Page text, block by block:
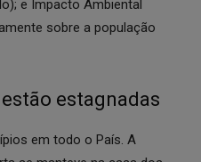
e Impacto Ambiental
sobre a população
estagnadas
em todo o País. A